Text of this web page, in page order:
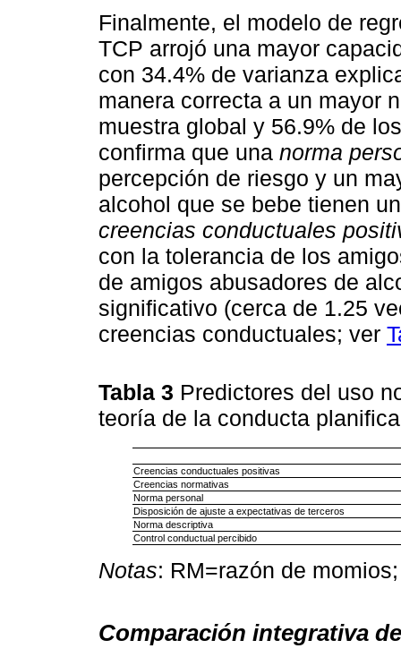
Finalmente, el modelo de
TCP arrojó una mayor
con 34.4% de varianza
manera correcta a un mayor
muestra global y 56.9% de
confirma que una norma
percepción de riesgo y un
alcohol que se bebe tienen
creencias conductuales
con la tolerancia de los
de amigos abusadores de
significativo (cerca de 1.25
creencias conductuales; ver
Tabla 3 Predictores del uso
teoría de la conducta
Creencias conductuales positivas
Creencias normativas
Norma personal
Disposición de ajuste a expectativas de terceros
Norma descriptiva
Control conductual percibido
Notas: RM=razón de
Comparación integrativa